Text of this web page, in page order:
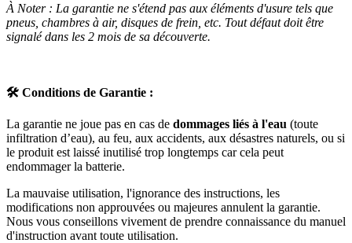
À Noter : La garantie ne s'étend pas aux éléments d'usure tels que
pneus, chambres à air, disques de frein, etc. Tout défaut doit être
signalé dans les 2 mois de sa découverte.
🛠️ Conditions de Garantie :
La garantie ne joue pas en cas de dommages liés à l'eau (toute
infiltration d’eau), au feu, aux accidents, aux désastres naturels, ou si
le produit est laissé inutilisé trop longtemps car cela peut
endommager la batterie.
La mauvaise utilisation, l'ignorance des instructions, les
modifications non approuvées ou majeures annulent la garantie.
Nous vous conseillons vivement de prendre connaissance du manuel
d'instruction avant toute utilisation.